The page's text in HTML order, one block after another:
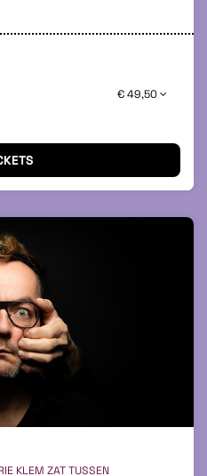
€ 49,50
KLEM ZAT TUSSEN